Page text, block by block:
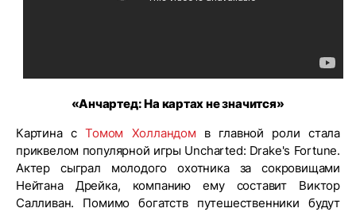
«Анчартед: На картах не значится»
Картина сТомом Холландом в главной роли стала
приквелом популярной игры Uncharted: Drake's Fortune.
Актер сыграл молодого охотника за сокровищами
Нейтана Дрейка, компанию ему составит Виктор
Салливан. Помимо богатств путешественники будут